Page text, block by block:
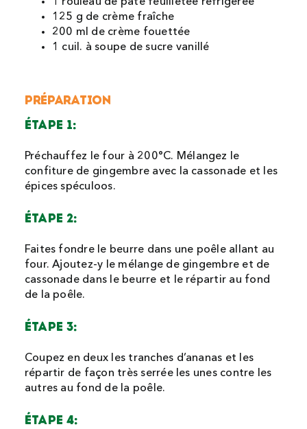
125 g de crème fraîche
200 ml de crème fouettée
1 cuil. à soupe de sucre vanillé
PRÉPARATION
ÉTAPE 1:
Préchauffez le four à 200°C. Mélangez le
confiture de gingembre avec la cassonade et les
épices spéculoos.
ÉTAPE 2:
Faites fondre le beurre dans une poêle allant au
four. Ajoutez-y le mélange de gingembre et de
cassonade dans le beurre et le répartir au fond
de la poêle.
ÉTAPE 3:
Coupez en deux les tranches d’ananas et les
répartir de façon très serrée les unes contre les
autres au fond de la poêle.
ÉTAPE 4: